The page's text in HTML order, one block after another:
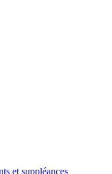
et suppléances